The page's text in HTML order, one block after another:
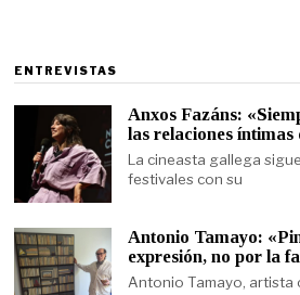
ENTREVISTAS
Anxos Fazáns:
las relaciones íntimas
La cineasta gallega
festivales con su
Antonio Tamayo:
expresión, no por la
Antonio Tamayo, artista